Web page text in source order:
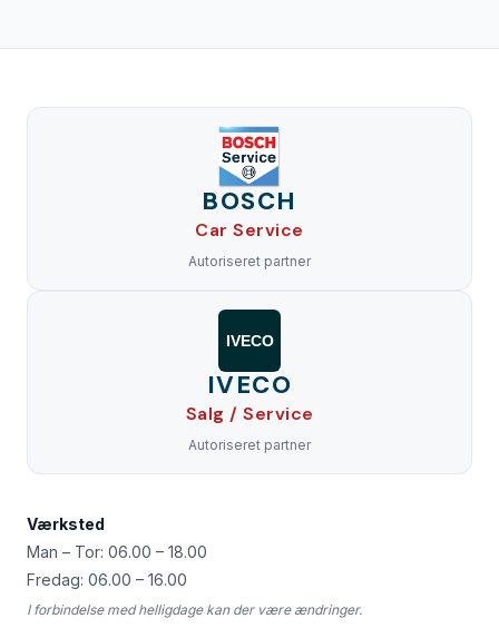
BOSCH
Car Service
Autoriseret partner
IVECO
IVECO
Salg / Service
Autoriseret partner
Værksted
Man – Tor: 06.00 – 18.00
Fredag: 06.00 – 16.00
I forbindelse med helligdage kan der være ændringer.